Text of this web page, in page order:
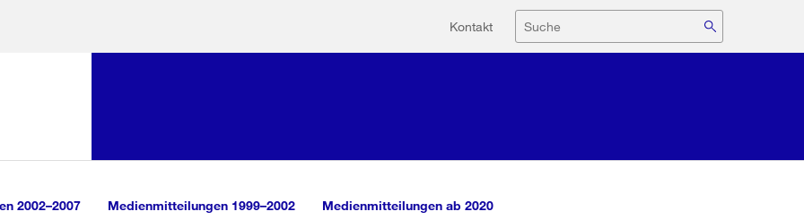
Hilfsnavigation
Kontakt Suche
2002–2007 Medienmitteilungen 1999–2002 Medienmitteilungen ab 2020